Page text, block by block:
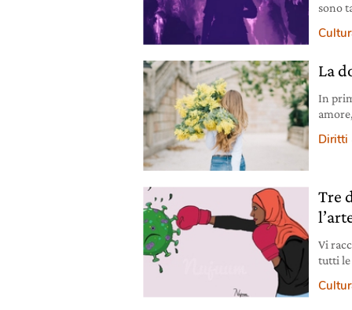
sono
La
In
Diritti
Tre
Vi
tutti le